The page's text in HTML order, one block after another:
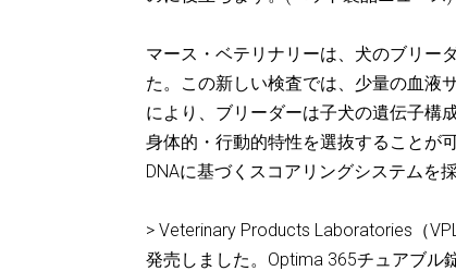
マース・ベテリナリーは、犬のブリー
た。この新しい検査では、少量の血液
により、ブリーダーは子犬の遺伝子構
身体的・行動的特性を選抜することが
DNAに基づくスコアリングシステムを
> Veterinary Products Laboratories（
発売しました。Optima 365チュアブル